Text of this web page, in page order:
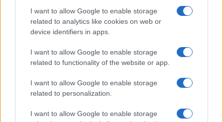
I want to allow Google to enable storage
related to analytics like cookies on web or
device identifiers in apps.
I want to allow Google to enable storage
related to functionality of the website or app.
I want to allow Google to enable storage
related to personalization.
I want to allow Google to enable storage
PIÙ LETTI
Diritti delle lavoratrici in gravidanza: guida completa e
aggiornata
innovativo per la tua casa
disponibili